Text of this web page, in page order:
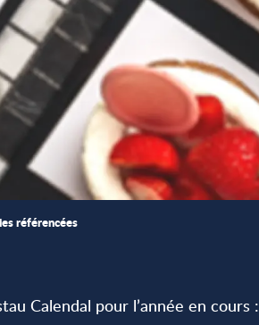
référencées
Calendal pour l’année en cours :